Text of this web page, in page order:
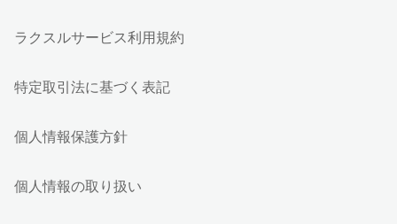
ラクスルサービス利用規約
特定取引法に基づく表記
個人情報保護方針
個人情報の取り扱い